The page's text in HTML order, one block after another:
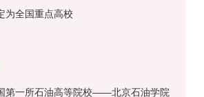
为全国重点高校
第一所石油高等院校——北京石油学院